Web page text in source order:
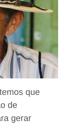
que
de
gerar